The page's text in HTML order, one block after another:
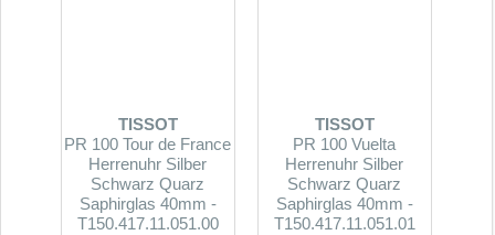
TISSOT
PR 100 Tour de France
Herrenuhr Silber
Schwarz Quarz
Saphirglas 40mm -
T150.417.11.051.00
TISSOT
PR 100 Vuelta
Herrenuhr Silber
Schwarz Quarz
Saphirglas 40mm -
T150.417.11.051.01